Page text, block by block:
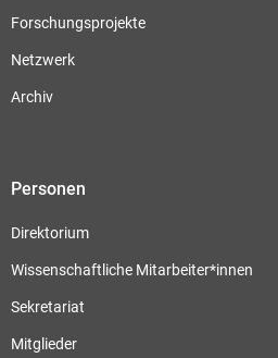
Forschungsprojekte
Netzwerk
Archiv
Personen
Direktorium
Wissenschaftliche Mitarbeiter*innen
Sekretariat
Mitglieder